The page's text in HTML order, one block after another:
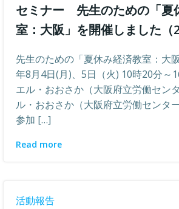
セミナー 先生のための「夏
室：大阪」を開催しました（
先生のための「夏休み経済教室：大
年8月4日(月)、5日（火) 10時20分～
エル・おおさか（大阪府立労働セン
ル・おおさか（大阪府立労働センタ
参加 […]
Read more
活動報告